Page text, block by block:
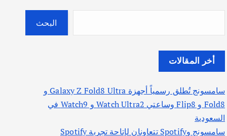
البحث
أخر المقالات
سامسونج تُطلق رسمياً أجهزة Galaxy Z Fold8 Ultra و
Fold8 و Flip8 وساعتي Watch Ultra2 و Watch9 في
السعودية
سامسونج وSpotify تتعاونان لإتاحة تجربة Spotify